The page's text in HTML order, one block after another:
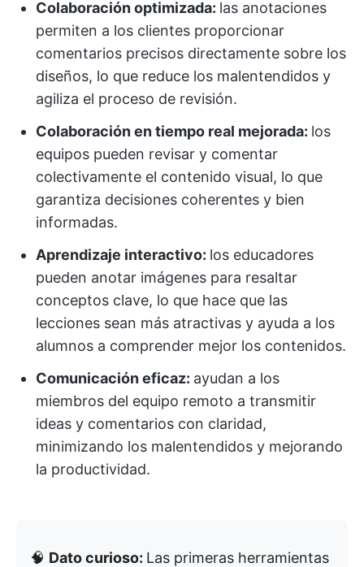
Colaboración optimizada: las anotaciones
permiten a los clientes proporcionar
comentarios precisos directamente sobre los
diseños, lo que reduce los malentendidos y
agiliza el proceso de revisión.
Colaboración en tiempo real mejorada: los
equipos pueden revisar y comentar
colectivamente el contenido visual, lo que
garantiza decisiones coherentes y bien
informadas.
Aprendizaje interactivo: los educadores
pueden anotar imágenes para resaltar
conceptos clave, lo que hace que las
lecciones sean más atractivas y ayuda a los
alumnos a comprender mejor los contenidos.
Comunicación eficaz: ayudan a los
miembros del equipo remoto a transmitir
ideas y comentarios con claridad,
minimizando los malentendidos y mejorando
la productividad.
🧠 Dato curioso: Las primeras herramientas